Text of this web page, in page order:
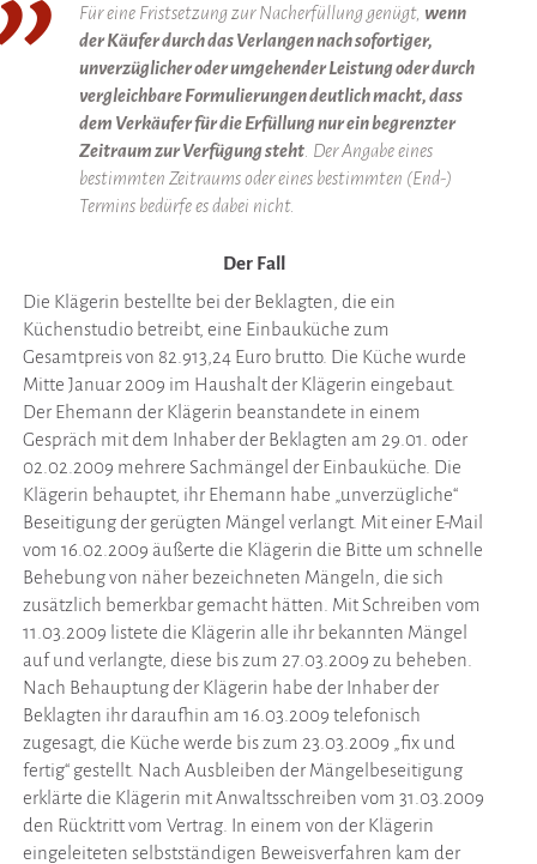
Für eine Fristsetzung zur Nacherfüllung genügt, wenn
der Käufer durch das Verlangen nach sofortiger,
unverzüglicher oder umgehender Leistung oder durch
vergleichbare Formulierungen deutlich macht, dass
dem Verkäufer für die Erfüllung nur ein begrenzter
Zeitraum zur Verfügung steht. Der Angabe eines
bestimmten Zeitraums oder eines bestimmten (End-)
Termins bedürfe es dabei nicht.
Der Fall
Die Klägerin bestellte bei der Beklagten, die ein
Küchenstudio betreibt, eine Einbauküche zum
Gesamtpreis von 82.913,24 Euro brutto. Die Küche wurde
Mitte Januar 2009 im Haushalt der Klägerin eingebaut.
Der Ehemann der Klägerin beanstandete in einem
Gespräch mit dem Inhaber der Beklagten am 29.01. oder
02.02.2009 mehrere Sachmängel der Einbauküche. Die
Klägerin behauptet, ihr Ehemann habe „unverzügliche“
Beseitigung der gerügten Mängel verlangt. Mit einer E-Mail
vom 16.02.2009 äußerte die Klägerin die Bitte um schnelle
Behebung von näher bezeichneten Mängeln, die sich
zusätzlich bemerkbar gemacht hätten. Mit Schreiben vom
11.03.2009 listete die Klägerin alle ihr bekannten Mängel
auf und verlangte, diese bis zum 27.03.2009 zu beheben.
Nach Behauptung der Klägerin habe der Inhaber der
Beklagten ihr daraufhin am 16.03.2009 telefonisch
zugesagt, die Küche werde bis zum 23.03.2009 „fix und
fertig“ gestellt. Nach Ausbleiben der Mängelbeseitigung
erklärte die Klägerin mit Anwaltsschreiben vom 31.03.2009
den Rücktritt vom Vertrag. In einem von der Klägerin
eingeleiteten selbstständigen Beweisverfahren kam der